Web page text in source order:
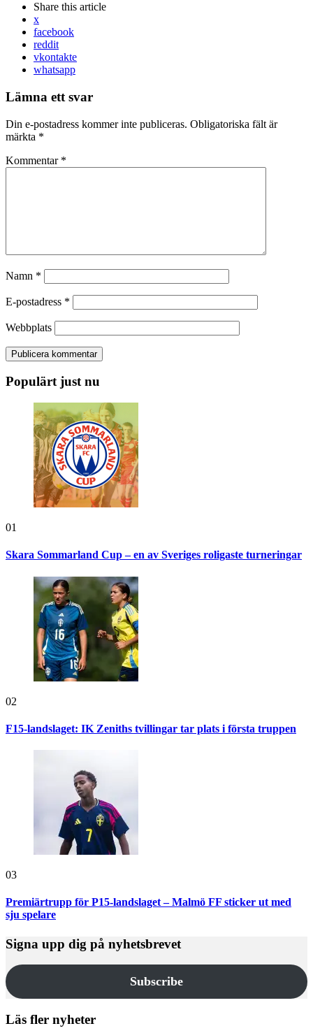
Share this article
x
facebook
reddit
vkontakte
whatsapp
Lämna ett svar
Din e-postadress kommer inte publiceras. Obligatoriska fält är
märkta *
Kommentar *
Namn *
E-postadress *
Webbplats
Populärt just nu
01
Skara Sommarland Cup – en av Sveriges roligaste turneringar
02
F15-landslaget: IK Zeniths tvillingar tar plats i första truppen
03
Premiärtrupp för P15-landslaget – Malmö FF sticker ut med
sju spelare
Signa upp dig på nyhetsbrevet
Subscribe
Läs fler nyheter